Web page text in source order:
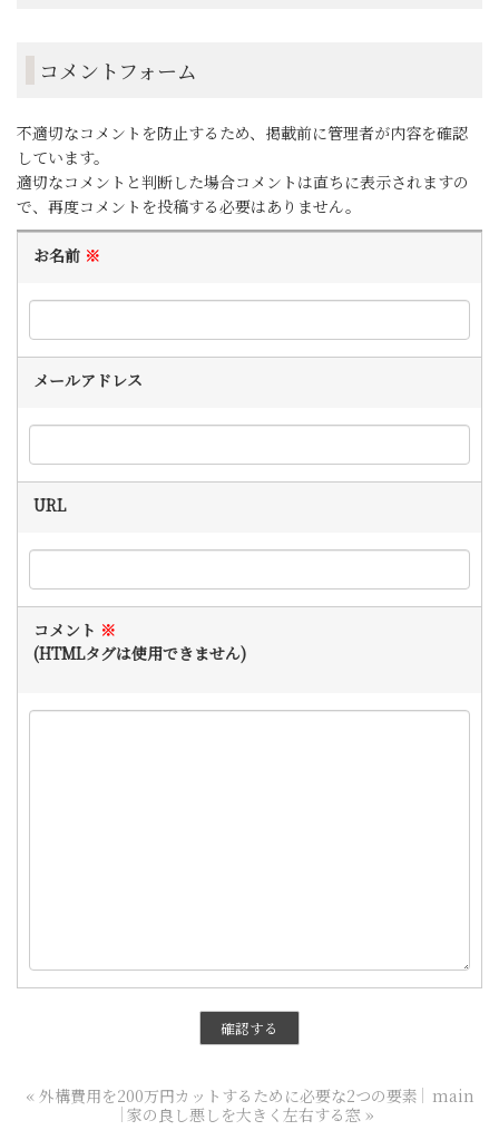
コメントフォーム
不適切なコメントを防止するため、掲載前に管理者が内容を確認
しています。
適切なコメントと判断した場合コメントは直ちに表示されますの
で、再度コメントを投稿する必要はありません。
お名前 ※
メールアドレス
URL
コメント ※
(HTMLタグは使用できません)
« 外構費用を200万円カットするために必要な2つの要素
main
家の良し悪しを大きく左右する窓»